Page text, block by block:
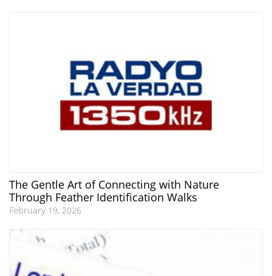
The Gentle Art of Connecting with Nature
Through Feather Identification Walks
February 19, 2026